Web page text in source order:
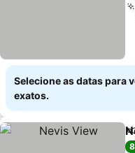
Selecione as datas para
exatos.